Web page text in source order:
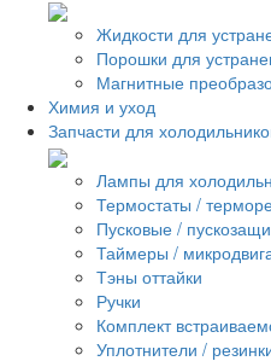
Жидкости для
Порошки для
Магнитные
Химия и уход
Запчасти для
Лампы для
Термостаты /
Пусковые /
Таймеры /
Тэны оттайки
Ручки
Комплект
Уплотнители /